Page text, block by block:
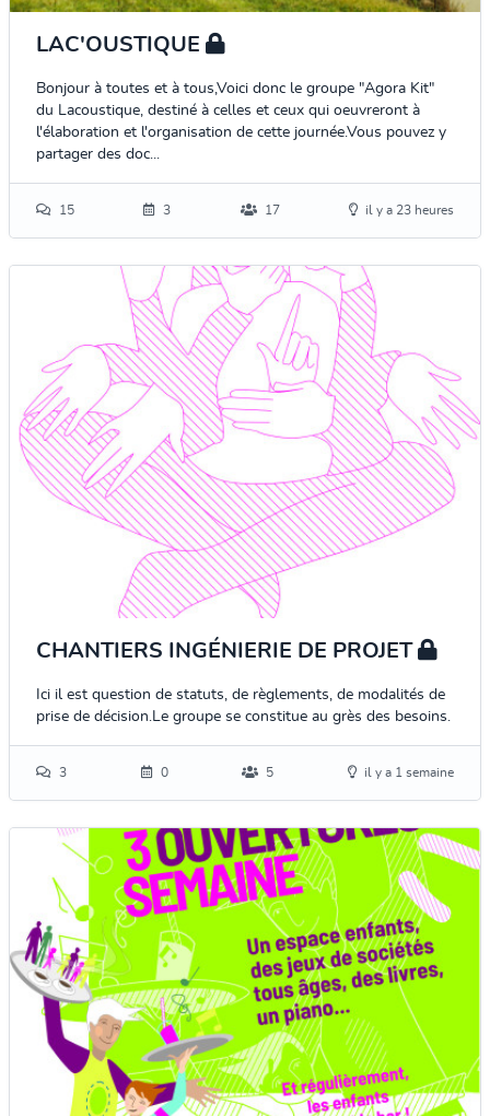
LAC'OUSTIQUE
Bonjour à toutes et à tous,Voici donc le groupe "Agora Kit"
du Lacoustique, destiné à celles et ceux qui oeuvreront à
l'élaboration et l'organisation de cette journée.Vous pouvez y
partager des doc...
15 3 17 il y a 23 heures
CHANTIERS INGÉNIERIE DE PROJET
Ici il est question de statuts, de règlements, de modalités de
prise de décision.Le groupe se constitue au grès des besoins.
3 0 5 il y a 1 semaine